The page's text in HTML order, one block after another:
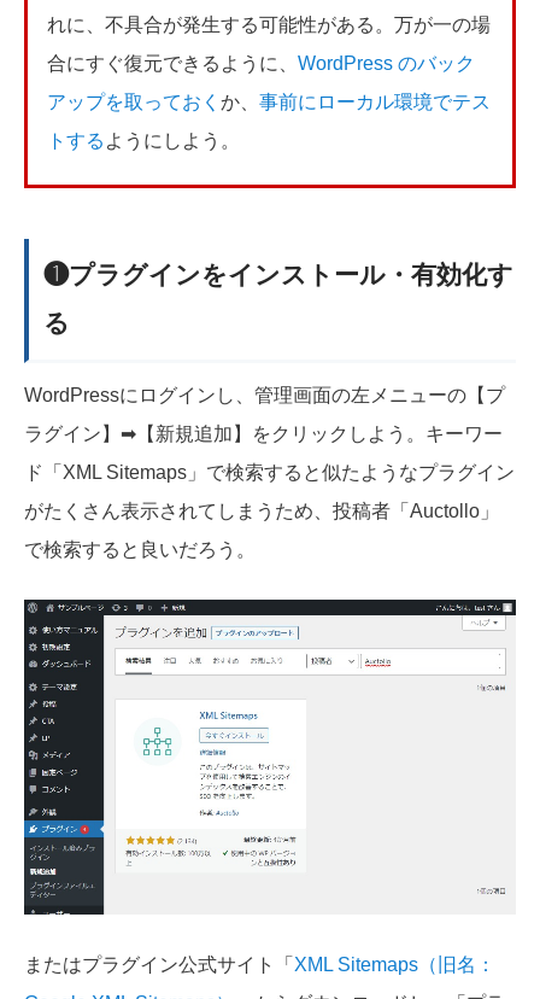
れに、不具合が発生する可能性がある。万が一の場
合にすぐ復元できるように、 WordPress のバック
アップを取っておく か、 事前にローカル環境でテス
トする ようにしよう。
❶プラグインをインストール・有効化す
る
WordPressにログインし、管理画面の左メニューの【プ
ラグイン】➡【新規追加】をクリックしよう。キーワー
ド「XML Sitemaps」で検索すると似たようなプラグイン
がたくさん表示されてしまうため、投稿者「Auctollo」
で検索すると良いだろう。
またはプラグイン公式サイト「 XML Sitemaps（旧名：